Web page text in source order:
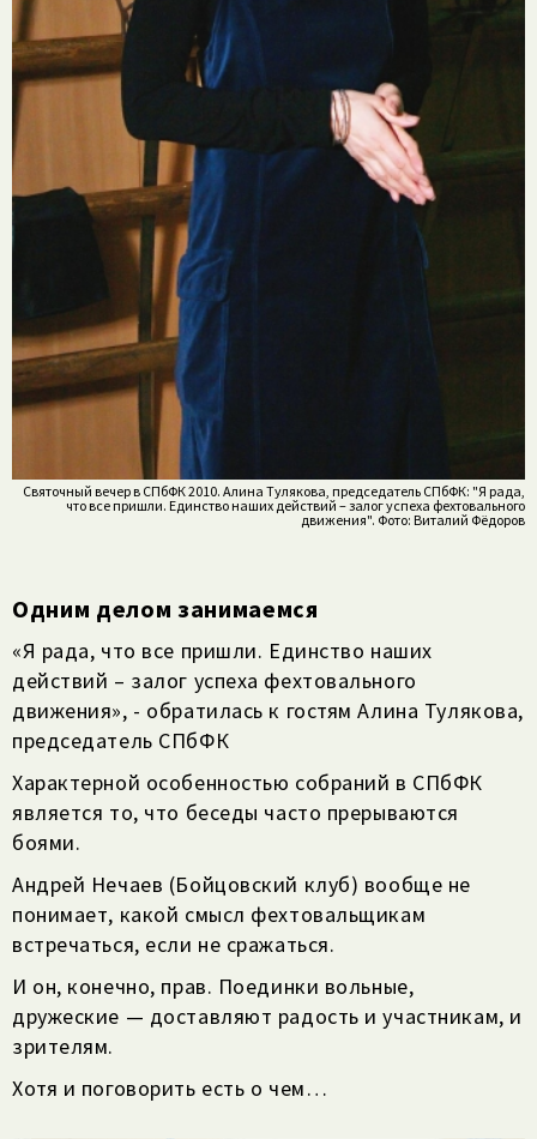
Святочный вечер в СПбФК 2010. Алина Тулякова, председатель СПбФК: "Я рада,
что все пришли. Единство наших действий – залог успеха фехтовального
движения". Фото: Виталий Фёдоров
Одним делом занимаемся
«Я рада, что все пришли. Единство наших
действий – залог успеха фехтовального
движения», - обратилась к гостям Алина Тулякова,
председатель СПбФК
Характерной особенностью собраний в СПбФК
является то, что беседы часто прерываются
боями.
Андрей Нечаев (Бойцовский клуб) вообще не
понимает, какой смысл фехтовальщикам
встречаться, если не сражаться.
И он, конечно, прав. Поединки вольные,
дружеские — доставляют радость и участникам, и
зрителям.
Хотя и поговорить есть о чем…